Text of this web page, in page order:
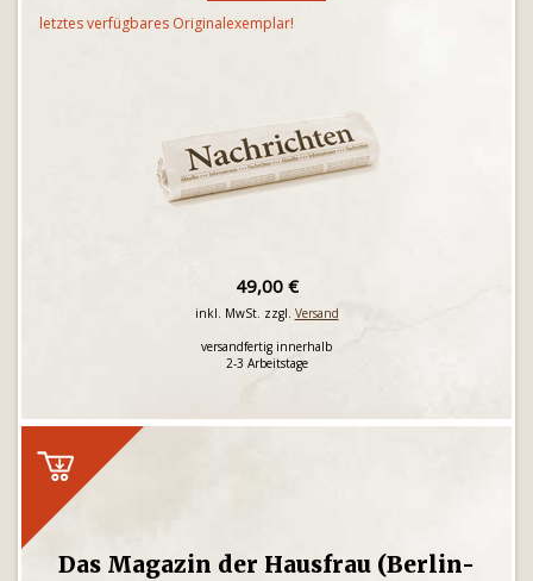
letztes verfügbares Originalexemplar!
49,00 €
inkl. MwSt. zzgl. Versand
versandfertig innerhalb
2-3 Arbeitstage
Das Magazin der Hausfrau (Berlin-